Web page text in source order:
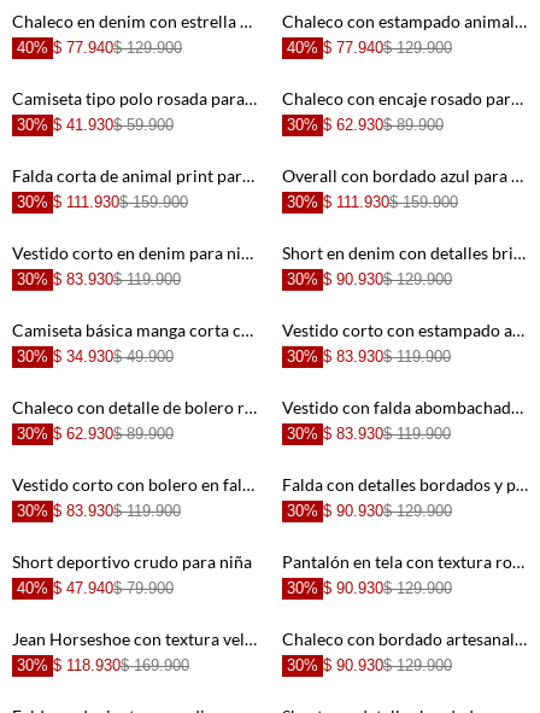
+ +
+ +
+ +
+ +
+
Chaleco en denim con estrella para niña
40% $ 77.940$ 129.900
+
Chaleco con estampado animal print para niña
40% $ 77.940$ 129.900
+
Camiseta tipo polo rosada para niña
30% $ 41.930$ 59.900
+
Chaleco con encaje rosado para niña
30% $ 62.930$ 89.900
+
Falda corta de animal print para niña
30% $ 111.930$ 159.900
+
Overall con bordado azul para niña
30% $ 111.930$ 159.900
+
Vestido corto en denim para niña
30% $ 83.930$ 119.900
+
Short en denim con detalles brillantes para niña
30% $ 90.930$ 129.900
+
Camiseta básica manga corta crudo para niña de silueta entallada
30% $ 34.930$ 49.900
+
Vestido corto con estampado animal print para niña
30% $ 83.930$ 119.900
Chaleco con detalle de bolero rosado para niña
30% $ 62.930$ 89.900
Vestido con falda abombachada rosado para niña
30% $ 83.930$ 119.900
Vestido corto con bolero en falda rosado para niña
30% $ 83.930$ 119.900
Falda con detalles bordados y pretina nido de abeja crudo para niña
30% $ 90.930$ 129.900
Short deportivo crudo para niña
40% $ 47.940$ 79.900
Pantalón en tela con textura rosado para niña
30% $ 90.930$ 129.900
Jean Horseshoe con textura velvet gris para niña
30% $ 118.930$ 169.900
Chaleco con bordado artesanal crudo para niña
30% $ 90.930$ 129.900